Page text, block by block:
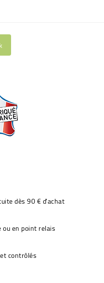
dès 90 € d'achat
ou en point relais
contrôlés